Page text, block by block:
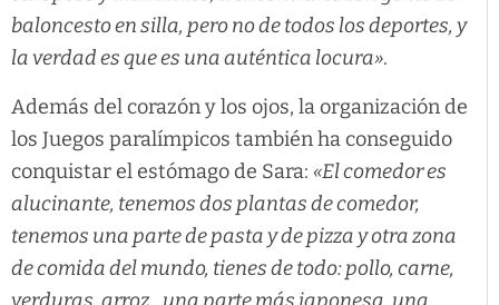
baloncesto en silla, pero no de todos los deportes, y
la verdad es que es una auténtica locura».
Además del corazón y los ojos, la organización de
los Juegos paralímpicos también ha conseguido
conquistar el estómago de Sara: «El comedor es
alucinante, tenemos dos plantas de comedor,
tenemos una parte de pasta y de pizza y otra zona
de comida del mundo, tienes de todo: pollo, carne,